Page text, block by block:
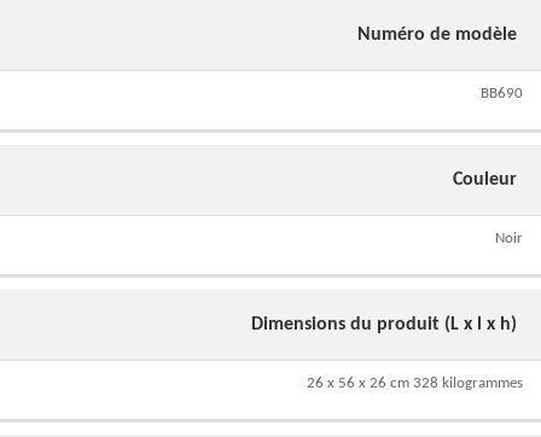
Numéro de modèle
BB690
Couleur
Noir
Dimensions du produit (L x l x h)
26 x 56 x 26 cm 328 kilogrammes